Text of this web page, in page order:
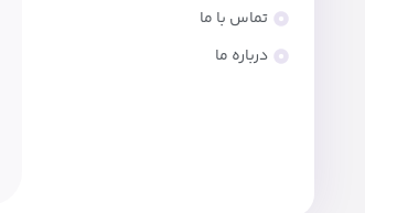
تماس با ما
درباره ما